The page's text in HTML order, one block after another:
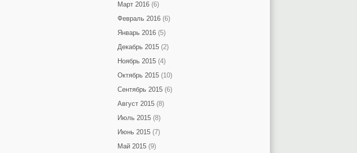
Март 2016(6)
Февраль 2016(6)
Январь 2016(5)
Декабрь 2015(2)
Ноябрь 2015(4)
Октябрь 2015(10)
Сентябрь 2015(6)
Август 2015(8)
Июль 2015(8)
Июнь 2015(7)
Май 2015(9)